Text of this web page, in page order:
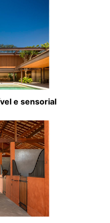
e sensorial